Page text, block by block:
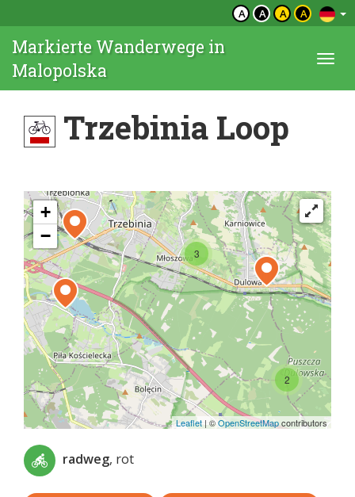
A A A A
Markierte Wanderwege in
Malopolska
Trzebinia Loop
2
3
+
−
Leaflet|©OpenStreetMapcontributors
radweg, rot